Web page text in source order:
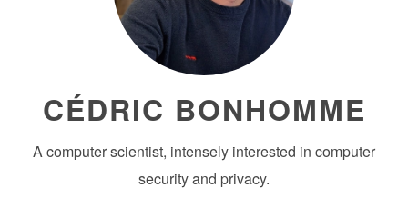
CÉDRIC BONHOMME
A computer scientist, intensely interested in computer
security and privacy.